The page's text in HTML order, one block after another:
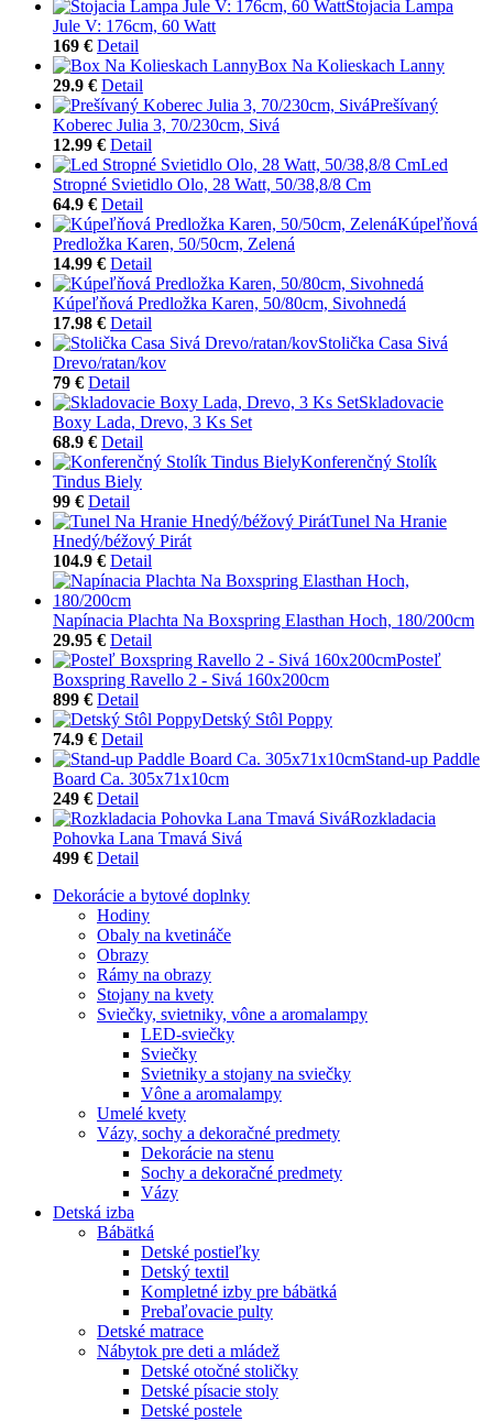
Stojacia Lampa
Jule V: 176cm, 60 Watt
169 € Detail
Box Na Kolieskach Lanny
29.9 € Detail
Prešívaný
Koberec Julia 3, 70/230cm, Sivá
12.99 € Detail
Led
Stropné Svietidlo Olo, 28 Watt, 50/38,8/8 Cm
64.9 € Detail
Kúpeľňová
Predložka Karen, 50/50cm, Zelená
14.99 € Detail
Kúpeľňová Predložka Karen, 50/80cm, Sivohnedá
17.98 € Detail
Stolička Casa Sivá
Drevo/ratan/kov
79 € Detail
Skladovacie
Boxy Lada, Drevo, 3 Ks Set
68.9 € Detail
Konferenčný Stolík
Tindus Biely
99 € Detail
Tunel Na Hranie
Hnedý/béžový Pirát
104.9 € Detail
Napínacia Plachta Na Boxspring Elasthan Hoch, 180/200cm
29.95 € Detail
Posteľ
Boxspring Ravello 2 - Sivá 160x200cm
899 € Detail
Detský Stôl Poppy
74.9 € Detail
Stand-up Paddle
Board Ca. 305x71x10cm
249 € Detail
Rozkladacia
Pohovka Lana Tmavá Sivá
499 € Detail
Dekorácie a bytové doplnky
Hodiny
Obaly na kvetináče
Obrazy
Rámy na obrazy
Stojany na kvety
Sviečky, svietniky, vône a aromalampy
LED-sviečky
Sviečky
Svietniky a stojany na sviečky
Vône a aromalampy
Umelé kvety
Vázy, sochy a dekoračné predmety
Dekorácie na stenu
Sochy a dekoračné predmety
Vázy
Detská izba
Bábätká
Detské postieľky
Detský textil
Kompletné izby pre bábätká
Prebaľovacie pulty
Detské matrace
Nábytok pre deti a mládež
Detské otočné stoličky
Detské písacie stoly
Detské postele